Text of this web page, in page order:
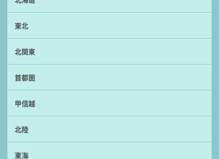
東北
北関東
首都圏
甲信越
北陸
東海